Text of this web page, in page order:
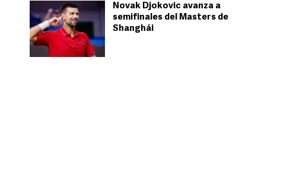
Novak Djokovic avanza a
semifinales del Masters de
Shanghái